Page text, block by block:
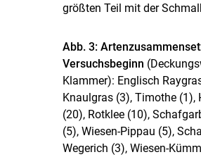
größten Teil mit der
Abb. 3:
Versuchsbeginn
Klammer): Englisch
Knaulgras (3), Timothe (1),
(20), Rotklee (10),
(5), Wiesen-Pippau (5),
Wegerich (3), Wiesen-